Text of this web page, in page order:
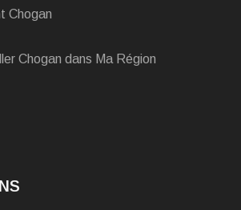
Chogan
Chogan dans Ma Région